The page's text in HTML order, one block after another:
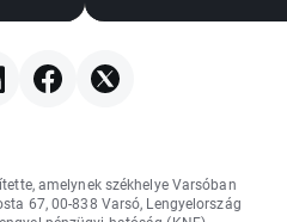
amelynek székhelye Varsóban
67, 00-838 Varsó, Lengyelország